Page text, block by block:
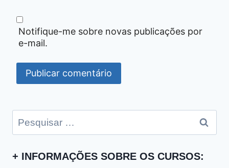
Notifique-me sobre novas publicações por
e-mail.
Pesquisar
por:
+ INFORMAÇÕES SOBRE OS CURSOS: